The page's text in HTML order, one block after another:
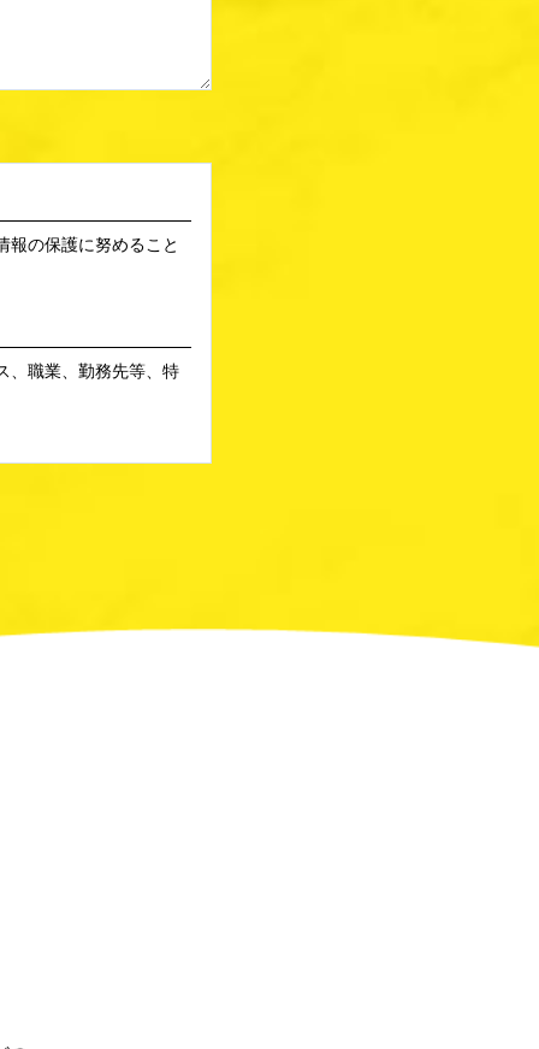
報の保護に努めること
、職業、勤務先等、特
提供された場合は、
報を第三者に開示・
する場合がありま